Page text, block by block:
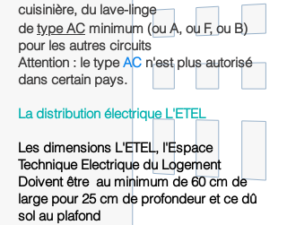
cuisinière, du lave-linge
detype AC minimum (ou A, ou F, ou B)
pour les autres circuits
Attention : le typeAC n'est plus autorisé
dans certain pays.
La distribution électrique L'ETEL
Les dimensions L'ETEL, l'Espace
Technique Electrique du Logement
Doivent être au minimum de 60 cm de
large pour 25 cm de profondeur et ce dû
sol au plafond